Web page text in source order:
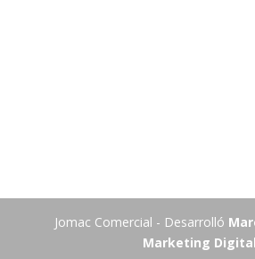
Jomac Comercial - Desarrolló
Marketing Digital